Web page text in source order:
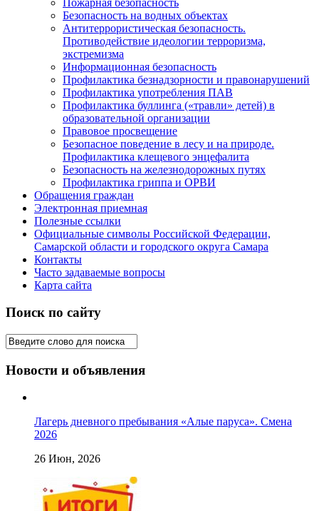
Безопасность на водных объектах
Антитеррористическая безопасность.
Противодействие идеологии терроризма,
экстремизма
Информационная безопасность
Профилактика безнадзорности и правонарушений
Профилактика употребления ПАВ
Профилактика буллинга («травли» детей) в
образовательной организации
Правовое просвещение
Безопасное поведение в лесу и на природе.
Профилактика клещевого энцефалита
Безопасность на железнодорожных путях
Профилактика гриппа и ОРВИ
Обращения граждан
Электронная приемная
Полезные ссылки
Официальные символы Российской Федерации,
Самарской области и городского округа Самара
Контакты
Часто задаваемые вопросы
Карта сайта
Поиск по сайту
Новости и объявления
Лагерь дневного пребывания «Алые паруса». Смена
2026
26 Июн, 2026